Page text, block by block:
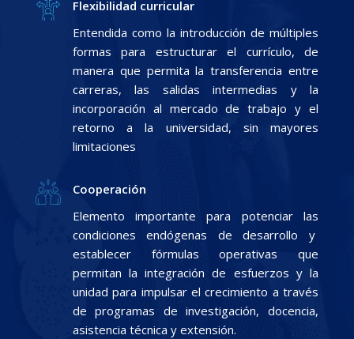
Flexibilidad curricular
Entendida como la introducción de múltiples
formas para estructurar el currículo, de
manera que permita la transferencia entre
carreras, las salidas intermedias y la
incorporación al mercado de trabajo y el
retorno a la universidad, sin mayores
limitaciones
Cooperación
Elemento importante para potenciar las
condiciones endógenas de desarrollo y
establecer fórmulas operativas que
permitan la integración de esfuerzos y la
unidad para impulsar el crecimiento a través
de programas de investigación, docencia,
asistencia técnica y extensión.